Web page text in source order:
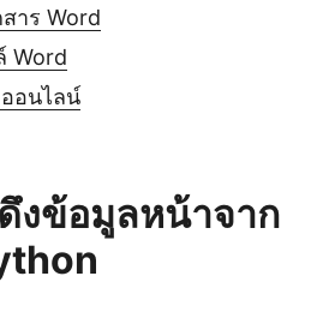
าร Word
Word
อนไลน์
งข้อมูลหน้าจาก